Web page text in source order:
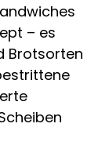
– es
Brotsorten